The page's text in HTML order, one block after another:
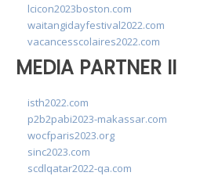
lcicon2023boston.com
waitangidayfestival2022.com
vacancesscolaires2022.com
MEDIA PARTNER II
isth2022.com
p2b2pabi2023-makassar.com
wocfparis2023.org
sinc2023.com
scdlqatar2022-qa.com